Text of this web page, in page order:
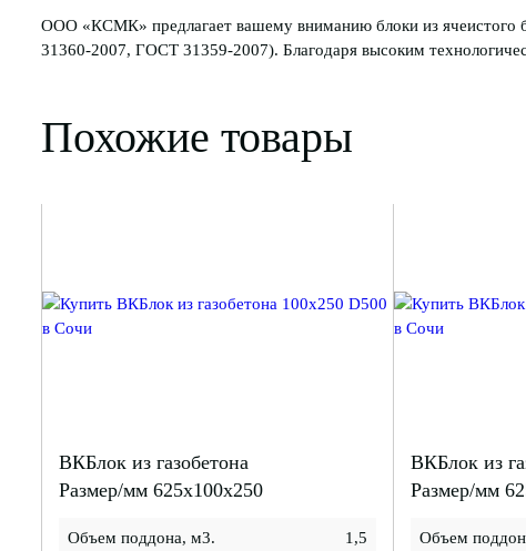
ООО «КСМК» предлагает вашему вниманию блоки из ячеистого
31360-2007, ГОСТ 31359-2007). Благодаря высоким
Похожие товары
ВКБлок из газобетона
Размер/мм 625x100x250
Объем поддона, м3. 1,5
ВКБлок из
Размер/мм
Объем